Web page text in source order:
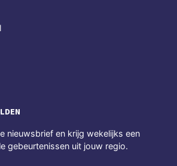
nieuwsbrief en krijg wekelijks een
gebeurtenissen uit jouw regio.